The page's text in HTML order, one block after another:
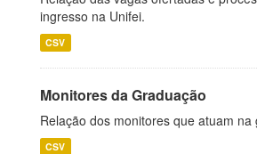
ingresso na Unifei.
CSV
Monitores da Graduação
Relação dos monitores que atuam na
CSV